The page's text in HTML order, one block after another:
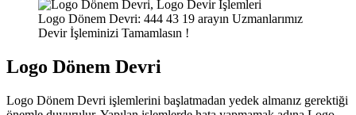
Logo Dönem Devri: 444 43 19 arayın Uzmanlarımız
Devir İşleminizi Tamamlasın !
Logo Dönem Devri
Logo Dönem Devri işlemlerini başlatmadan yedek almanız gerektiği